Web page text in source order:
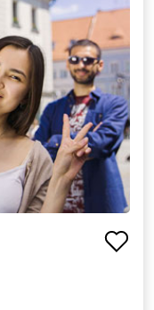
opis kierunku>